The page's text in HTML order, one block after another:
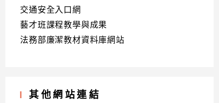
交通安全入口網
藝才班課程教學與成果
法務部廉潔教材資料庫網站
其他網站連結